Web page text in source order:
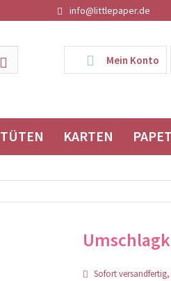
info@littlepaper.de
Mein Konto
TÜTEN KARTEN
Sofort